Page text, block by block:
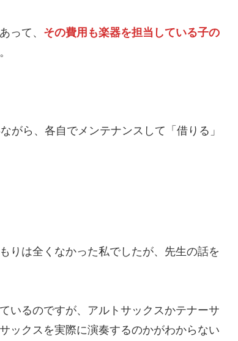
って、 その費用も楽器を担当している子の
がら、各自でメンテナンスして「借りる」
りは全くなかった私でしたが、先生の話を
いるのですが、アルトサックスかテナーサ
ックスを実際に演奏するのかがわからない